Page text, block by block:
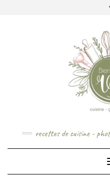
recettes de cuisine -